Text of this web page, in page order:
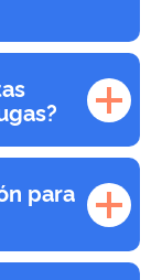
para